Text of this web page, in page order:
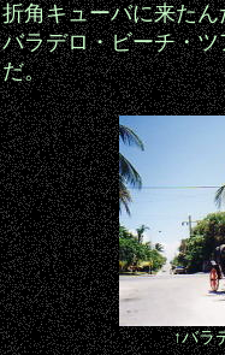
折角キューバに来た
バラデロ・ビーチ・
だ。
↑バラ